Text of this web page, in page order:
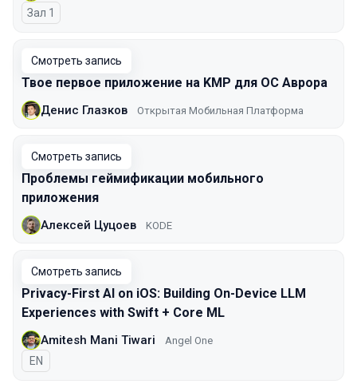
Зал 1
Смотреть запись
Твое первое приложение на KMP для ОС Аврора
Денис Глазков Открытая Мобильная Платформа
Смотреть запись
Проблемы геймификации мобильного
приложения
Алексей Цуцоев KODE
Смотреть запись
Privacy-First AI on iOS: Building On-Device LLM
Experiences with Swift + Core ML
Amitesh Mani Tiwari Angel One
На английском языке
EN